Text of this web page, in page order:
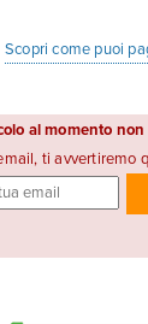
Scopri come puoi
al momento
ti avvertiremo